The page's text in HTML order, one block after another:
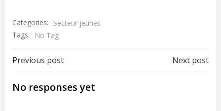
Categories:
Secteur jeunes
Tags:
No Tag
Post
navigation
Previous post Next post
No responses yet